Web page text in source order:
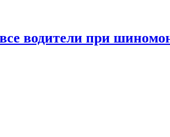
водители при